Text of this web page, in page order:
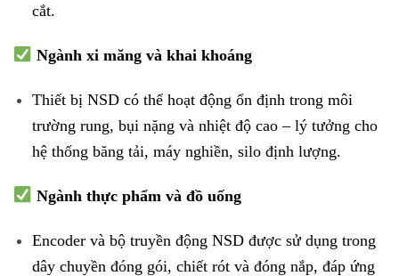
cắt.
Ngành xi măng và khai khoáng
Thiết bị NSD có thể hoạt động ổn định trong môi
trường rung, bụi nặng và nhiệt độ cao – lý tưởng cho
hệ thống băng tải, máy nghiền, silo định lượng.
Ngành thực phẩm và đồ uống
Encoder và bộ truyền động NSD được sử dụng trong
dây chuyền đóng gói, chiết rót và đóng nắp, đáp ứng